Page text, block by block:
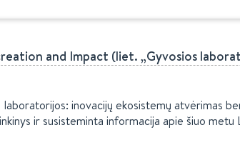
and Impact (liet. „Gyvosios
inovacijų ekosistemų atvėrimas
ir susisteminta informacija apie šiuo metu